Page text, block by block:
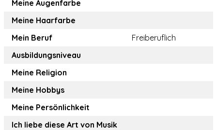
Meine Augenfarbe
Meine Haarfarbe
Mein Beruf
Freiberuflich
Ausbildungsniveau
Meine Religion
Meine Hobbys
Meine Persönlichkeit
Ich liebe diese Art von Musik